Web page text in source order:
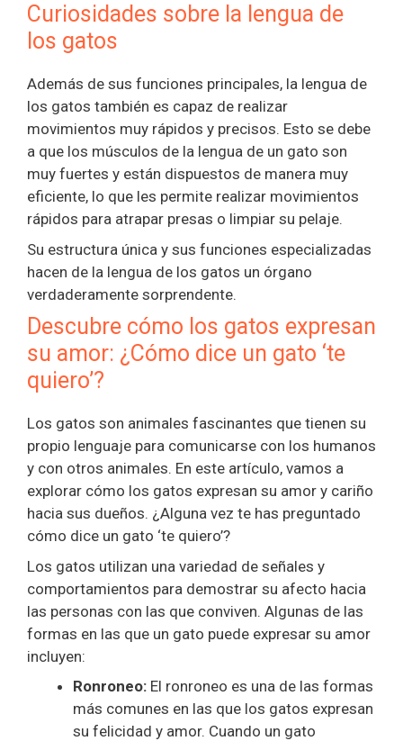
Curiosidades sobre la lengua de
los gatos
Además de sus funciones principales, la lengua de
los gatos también es capaz de realizar
movimientos muy rápidos y precisos. Esto se debe
a que los músculos de la lengua de un gato son
muy fuertes y están dispuestos de manera muy
eficiente, lo que les permite realizar movimientos
rápidos para atrapar presas o limpiar su pelaje.
Su estructura única y sus funciones especializadas
hacen de la lengua de los gatos un órgano
verdaderamente sorprendente.
Descubre cómo los gatos expresan
su amor: ¿Cómo dice un gato ‘te
quiero’?
Los gatos son animales fascinantes que tienen su
propio lenguaje para comunicarse con los humanos
y con otros animales. En este artículo, vamos a
explorar cómo los gatos expresan su amor y cariño
hacia sus dueños. ¿Alguna vez te has preguntado
cómo dice un gato ‘te quiero’?
Los gatos utilizan una variedad de señales y
comportamientos para demostrar su afecto hacia
las personas con las que conviven. Algunas de las
formas en las que un gato puede expresar su amor
incluyen:
Ronroneo: El ronroneo es una de las formas
más comunes en las que los gatos expresan
su felicidad y amor. Cuando un gato